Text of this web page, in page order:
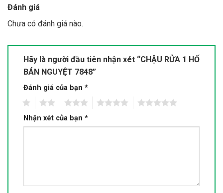
Đánh giá
Chưa có đánh giá nào.
Hãy là người đầu tiên nhận xét “CHẬU RỬA 1 HỐ
BÁN NGUYỆT 7848”
Đánh giá của bạn *
Nhận xét của bạn *